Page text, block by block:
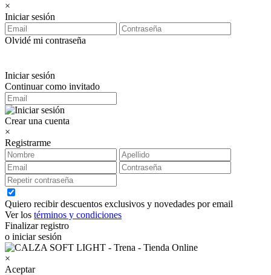
×
Iniciar sesión
Olvidé mi contraseña
Iniciar sesión
Continuar como invitado
Crear una cuenta
×
Registrarme
Quiero recibir descuentos exclusivos y novedades por email
Ver los términos y condiciones
Finalizar registro
o iniciar sesión
×
Aceptar